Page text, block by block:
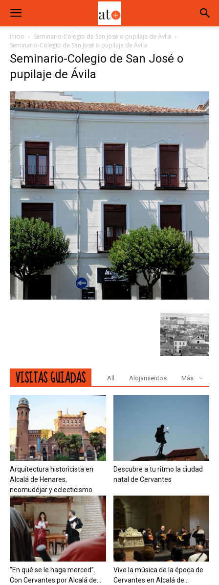
Inicio
Seminario-Colegio de San José o pupilaje de Ávila
Seminario-Colegio de San José o pupilaje de Ávila
Seminario-Colegio de San José o
pupilaje de Ávila
VISITAS GUIADAS All Alojamientos Más
Arquitectura historicista en
Alcalá de Henares,
neomudéjar y eclecticismo.
Descubre a tu ritmo la ciudad
natal de Cervantes
“En qué se le haga merced”.
Con Cervantes por Alcalá de...
Vive la música de la época de
Cervantes en Alcalá de...